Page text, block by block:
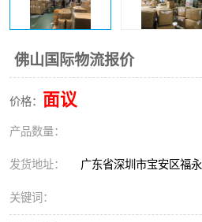
佛山国际物流报价
价格： 面议
产品数量：
发货地址： 广东省深圳市宝安区福
关键词：